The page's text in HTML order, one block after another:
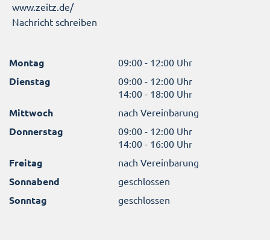
www.zeitz.de/
Nachricht schreiben
Montag 09:00 - 12:00 Uhr
Dienstag
09:00 - 12:00 Uhr
14:00 - 18:00 Uhr
Mittwoch nach Vereinbarung
Donnerstag
09:00 - 12:00 Uhr
14:00 - 16:00 Uhr
Freitag nach Vereinbarung
Sonnabend geschlossen
Sonntag geschlossen